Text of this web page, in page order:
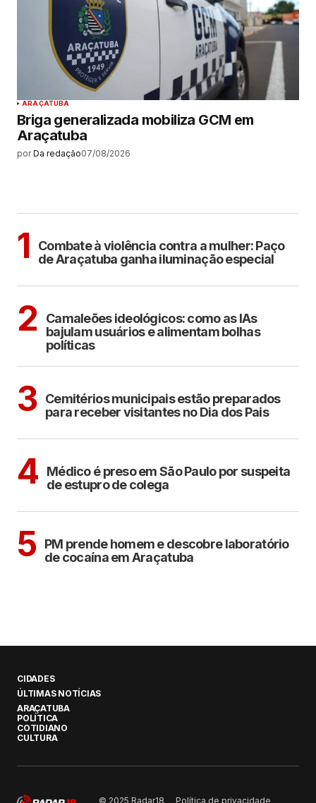
ARAÇATUBA
Briga generalizada mobiliza GCM em
Araçatuba
por Da redação07/08/2026
1
Combate à violência contra a mulher: Paço
de Araçatuba ganha iluminação especial
2
Camaleões ideológicos: como as IAs
bajulam usuários e alimentam bolhas
políticas
3 Cemitérios municipais estão preparados
para receber visitantes no Dia dos Pais
4
Médico é preso em São Paulo por suspeita
de estupro de colega
5 PM prende homem e descobre laboratório
de cocaína em Araçatuba
CIDADES
ÚLTIMAS NOTÍCIAS
ARAÇATUBA
POLÍTICA
COTIDIANO
CULTURA
© 2025 Radar18 Política de privacidade